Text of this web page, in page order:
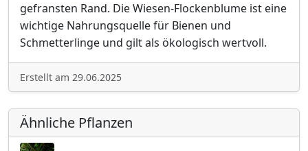
gefransten Rand. Die Wiesen-Flockenblume ist eine
wichtige Nahrungsquelle für Bienen und
Schmetterlinge und gilt als ökologisch wertvoll.
Erstellt am 29.06.2025
Ähnliche Pflanzen